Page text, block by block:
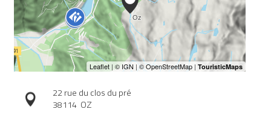
22 rue du clos du pré
38114 OZ